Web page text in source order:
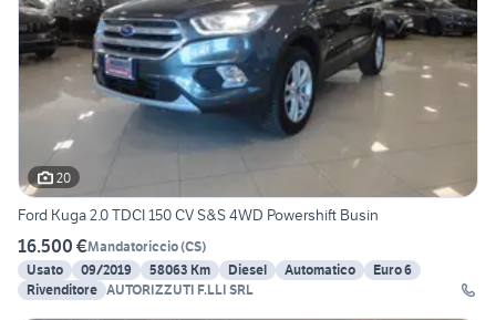
20
Ford Kuga 2.0 TDCI 150 CV S&S 4WD Powershift Busin
16.500 €Mandatoriccio(CS)
Usato
09/2019 58063 Km Diesel Automatico
Euro 6
Rivenditore AUTORIZZUTI F.LLI SRL